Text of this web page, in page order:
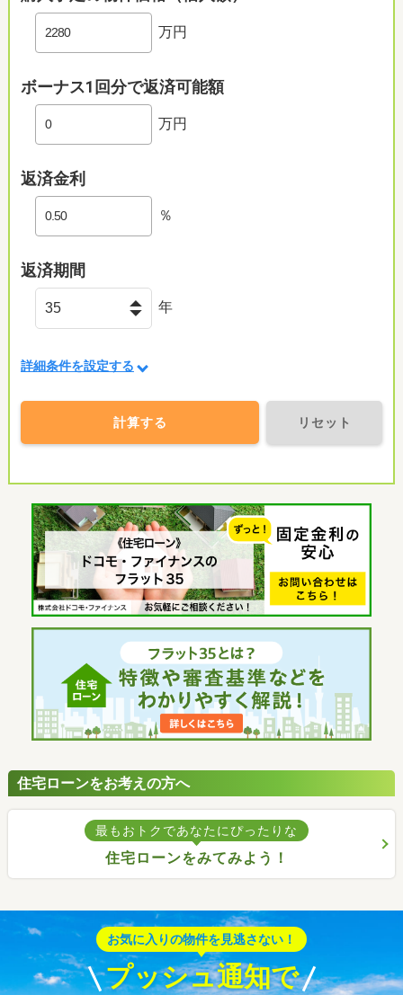
万円
ボーナス1回分で返済可能額
万円
返済金利
％
返済期間
年
詳細条件を設定する
計算する リセット
住宅ローンをお考えの方へ
最もおトクであなたにぴったりな
住宅ローンをみてみよう！
お気に入りの物件を見逃さない！
プッシュ通知で